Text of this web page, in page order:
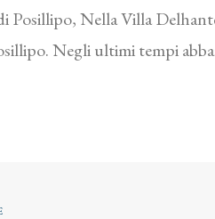
Posillipo, Nella Villa
Negli ultimi tempi